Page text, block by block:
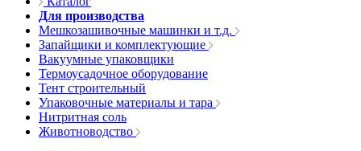
Для производства
Мешкозашивочные машинки и т.д.
Запайщики и комплектующие
Вакуумные упаковщики
Термоусадочное оборудование
Тент строительный
Упаковочные материалы и тара
Нитритная соль
Животноводство